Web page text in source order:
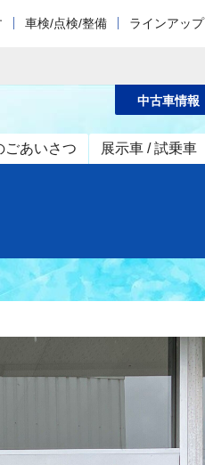
車検/点検/整備 ラインアップ
ごあいさつ 展示車 / 試乗車
中古車情報